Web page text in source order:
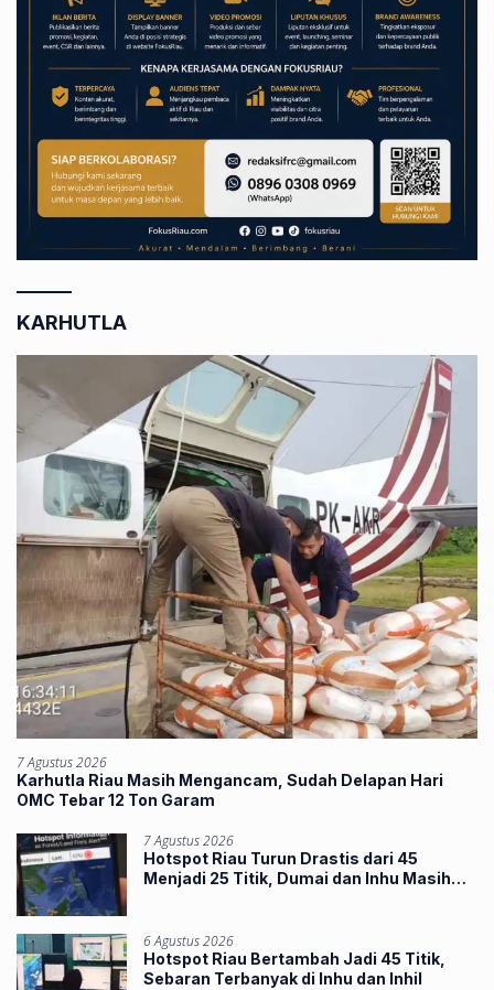
KARHUTLA
7 Agustus 2026
Karhutla Riau Masih Mengancam, Sudah Delapan Hari
OMC Tebar 12 Ton Garam
7 Agustus 2026
Hotspot Riau Turun Drastis dari 45
Menjadi 25 Titik, Dumai dan Inhu Masih
6 Agustus 2026
Hotspot Riau Bertambah Jadi 45 Titik,
Sebaran Terbanyak di Inhu dan Inhil